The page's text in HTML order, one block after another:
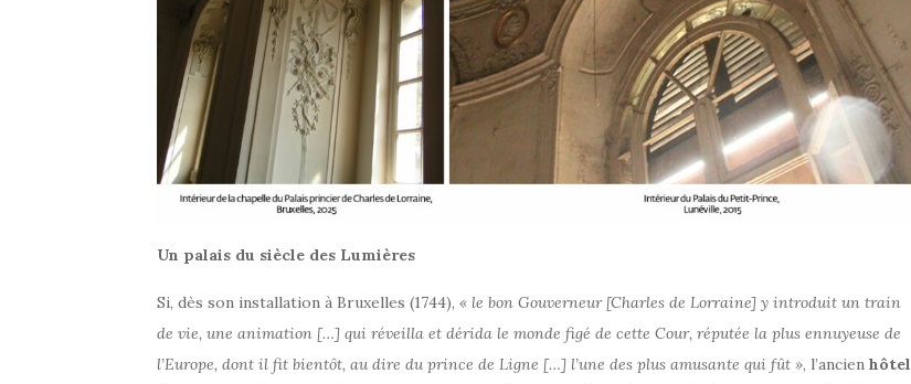
Un palais du siècle des Lumières
Si, dès son installation à Bruxelles (1744), « le bon Gouverneur [Charles de Lorraine] y introduit un train
de vie, une animation […] qui réveilla et dérida le monde figé de cette Cour, réputée la plus ennuyeuse de
l’Europe, dont il fit bientôt, au dire du prince de Ligne […] l’une des plus amusante qui fût », l’ancien hôtel